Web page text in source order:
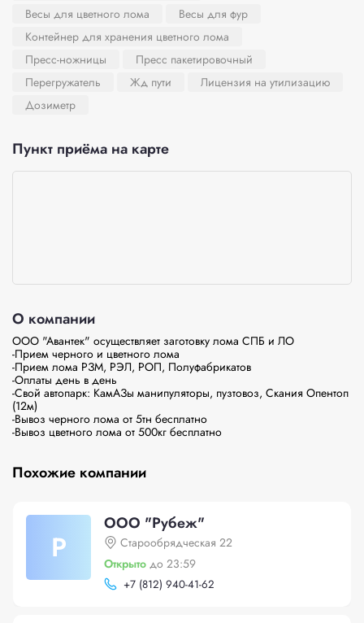
Весы для цветного лома
Весы для фур
Контейнер для хранения цветного лома
Пресс-ножницы
Пресс пакетировочный
Перегружатель
Жд пути
Лицензия на утилизацию
Дозиметр
Пункт приёма на карте
О компании
ООО "Авантек" осуществляет заготовку лома СПБ и ЛО
-Прием черного и цветного лома
-Прием лома РЗМ, РЭЛ, РОП, Полуфабрикатов
-Оплаты день в день
-Свой автопарк: КамАЗы манипуляторы, пузтовоз, Скания Опентоп
(12м)
-Вывоз черного лома от 5тн бесплатно
-Вывоз цветного лома от 500кг бесплатно
Похожие компании
Р
ООО "Рубеж"
Старообрядческая 22
Открыто до 23:59
+7 (812) 940-41-62